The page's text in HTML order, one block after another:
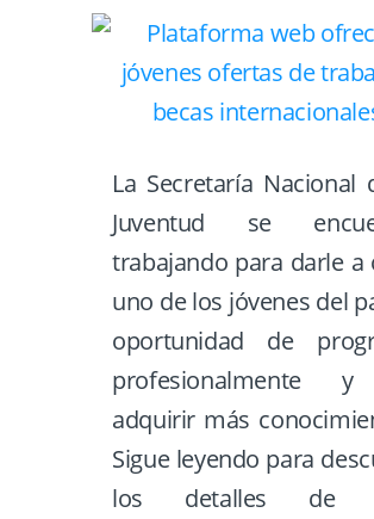
La Secretaría Nacional
Juventud se
trabajando para darle a
uno de los jóvenes del
oportunidad de
profesionalmente
adquirir más
Sigue leyendo para
los detalles de